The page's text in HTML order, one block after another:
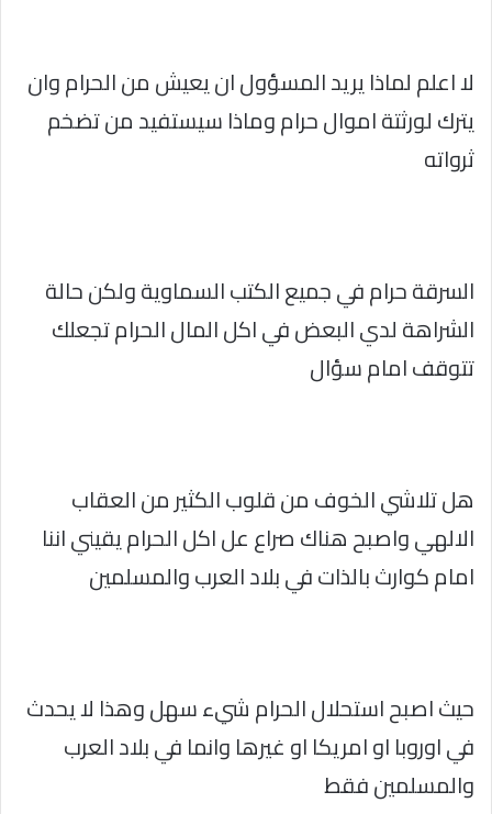
لا اعلم لماذا يريد المسؤول ان يعيش من الحرام وان
يترك لورثتة اموال حرام وماذا سيستفيد من تضخم
ثرواته
السرقة حرام في جميع الكتب السماوية ولكن حالة
الشراهة لدي البعض في اكل المال الحرام تجعلك
تتوقف امام سؤال
هل تلاشي الخوف من قلوب الكثير من العقاب
الالهي واصبح هناك صراع عل اكل الحرام يقيني اننا
امام كوارث بالذات في بلاد العرب والمسلمين
حيث اصبح استحلال الحرام شيء سهل وهذا لا يحدث
في اوروبا او امريكا او غيرها وانما في بلاد العرب
والمسلمين فقط